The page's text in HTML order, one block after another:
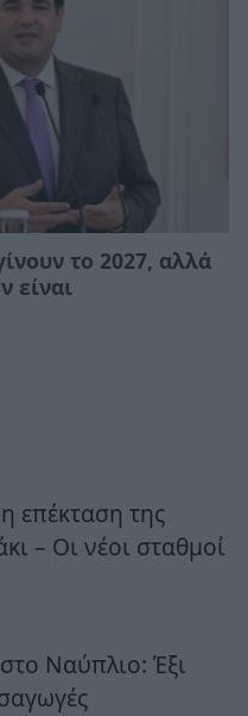
το 2027, αλλά
είναι
επέκταση της
– Οι νέοι σταθμοί
Ναύπλιο: Έξι